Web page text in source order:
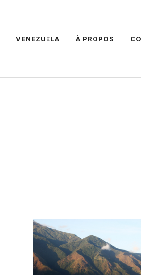
VENEZUELA À PROPOS